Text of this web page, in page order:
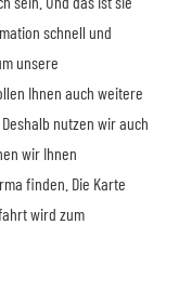
schnell und
unsere
Ihnen auch weitere
nutzen wir auch
wir Ihnen
finden. Die Karte
wird zum